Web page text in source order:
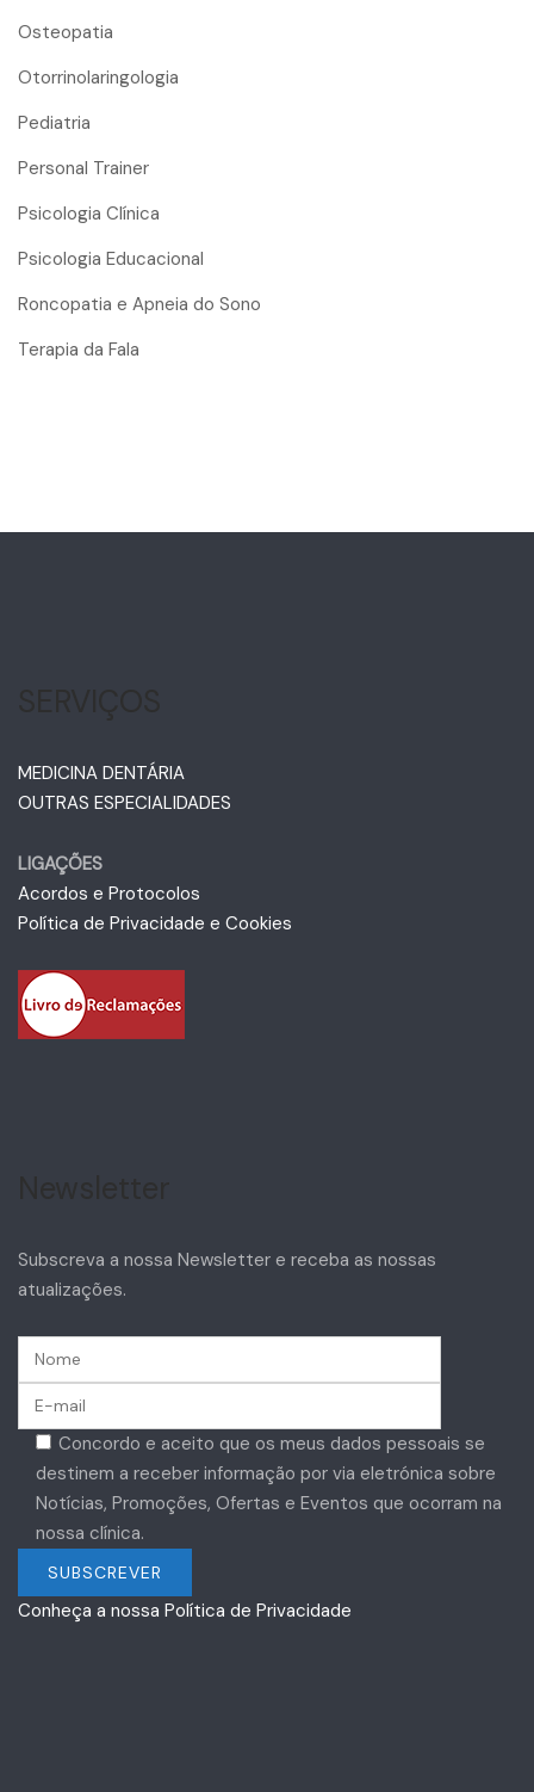
Osteopatia
Otorrinolaringologia
Pediatria
Personal Trainer
Psicologia Clínica
Psicologia Educacional
Roncopatia e Apneia do Sono
Terapia da Fala
MEDICINA DENTÁRIA
OUTRAS ESPECIALIDADES
LIGAÇÕES
Acordos e Protocolos
Política de Privacidade e Cookies
Subscreva a nossa Newsletter e receba as nossas
atualizações.
Concordo e aceito que os meus dados pessoais se
destinem a receber informação por via eletrónica sobre
Notícias, Promoções, Ofertas e Eventos que ocorram na
nossa clínica.
Conheça a nossa Política de Privacidade